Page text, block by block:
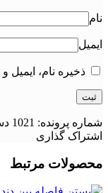
نام
ایمیل
ذخیره نام،
شماره پرونده: 1021
اشتراک گذاری
محصولات مرتبط